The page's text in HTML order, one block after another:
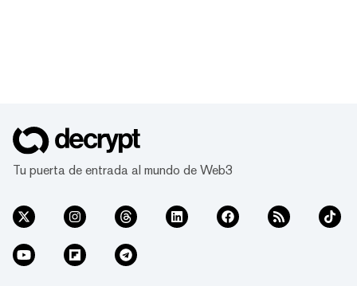
Tu puerta de entrada al mundo de Web3